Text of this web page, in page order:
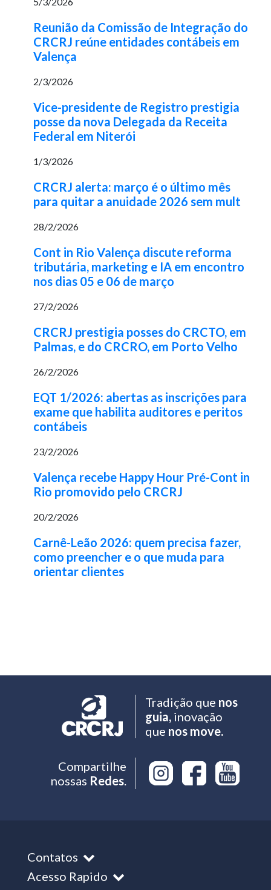
Reunião da Comissão de Integração do
CRCRJ reúne entidades contábeis em
Valença
2/3/2026
Vice-presidente de Registro prestigia
posse da nova Delegada da Receita
Federal em Niterói
1/3/2026
CRCRJ alerta: março é o último mês
para quitar a anuidade 2026 sem mult
28/2/2026
Cont in Rio Valença discute reforma
tributária, marketing e IA em encontro
nos dias 05 e 06 de março
27/2/2026
CRCRJ prestigia posses do CRCTO, em
Palmas, e do CRCRO, em Porto Velho
26/2/2026
EQT 1/2026: abertas as inscrições para
exame que habilita auditores e peritos
contábeis
23/2/2026
Valença recebe Happy Hour Pré-Cont in
Rio promovido pelo CRCRJ
20/2/2026
Carnê-Leão 2026: quem precisa fazer,
como preencher e o que muda para
orientar clientes
Tradição que nos
guia,inovação
que nos move.
Compartilhe
nossas Redes.
Contatos
Acesso Rapido